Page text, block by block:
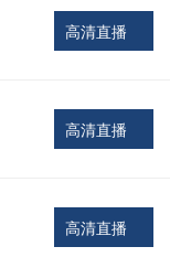
高清直播
高清直播
高清直播